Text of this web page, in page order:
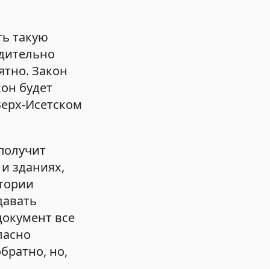
такую
Закон
будет
Исетском
зданиях,
все
но,